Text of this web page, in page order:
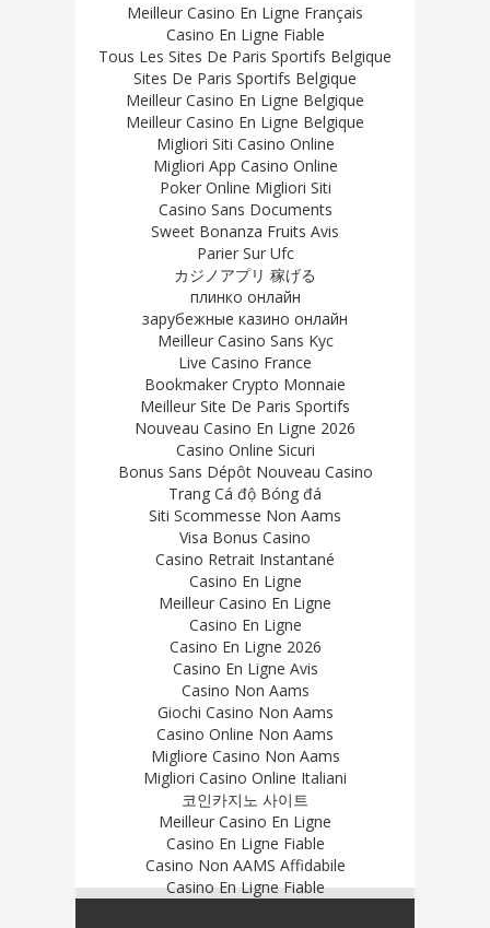
Meilleur Casino En Ligne Français
Casino En Ligne Fiable
Tous Les Sites De Paris Sportifs Belgique
Sites De Paris Sportifs Belgique
Meilleur Casino En Ligne Belgique
Meilleur Casino En Ligne Belgique
Migliori Siti Casino Online
Migliori App Casino Online
Poker Online Migliori Siti
Casino Sans Documents
Sweet Bonanza Fruits Avis
Parier Sur Ufc
カジノアプリ 稼げる
плинко онлайн
зарубежные казино онлайн
Meilleur Casino Sans Kyc
Live Casino France
Bookmaker Crypto Monnaie
Meilleur Site De Paris Sportifs
Nouveau Casino En Ligne 2026
Casino Online Sicuri
Bonus Sans Dépôt Nouveau Casino
Trang Cá độ Bóng đá
Siti Scommesse Non Aams
Visa Bonus Casino
Casino Retrait Instantané
Casino En Ligne
Meilleur Casino En Ligne
Casino En Ligne
Casino En Ligne 2026
Casino En Ligne Avis
Casino Non Aams
Giochi Casino Non Aams
Casino Online Non Aams
Migliore Casino Non Aams
Migliori Casino Online Italiani
코인카지노 사이트
Meilleur Casino En Ligne
Casino En Ligne Fiable
Casino Non AAMS Affidabile
Casino En Ligne Fiable